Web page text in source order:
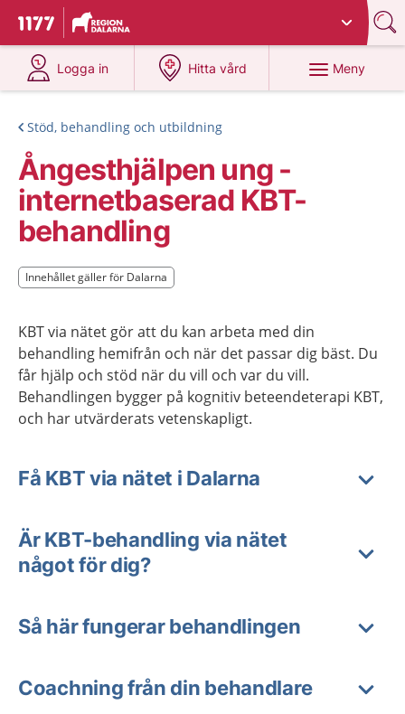
Till startsidan för 1177
Du har valt region
Logga in
på 1177.se
Hitta vård
på 1177.se
Meny
Stöd, behandling och utbildning
Ångesthjälpen ung -
internetbaserad KBT-
behandling
Innehållet gäller för Dalarna
Innehållet gäller för Dalarna
KBT via nätet gör att du kan arbeta med din
behandling hemifrån och när det passar dig bäst. Du
får hjälp och stöd när du vill och var du vill.
Behandlingen bygger på kognitiv beteendeterapi KBT,
och har utvärderats vetenskapligt.
Få KBT via nätet i Dalarna
Är KBT-behandling via nätet
något för dig?
Så här fungerar behandlingen
Coachning från din behandlare